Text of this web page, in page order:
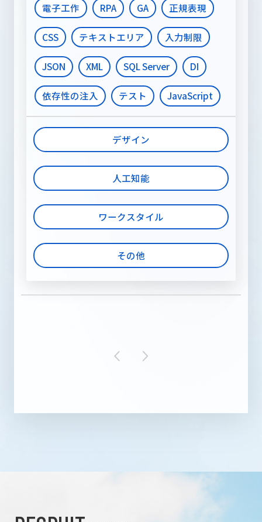
電子工作 RPA GA 正規表現
CSS テキストエリア 入力制限
JSON XML SQL Server DI
依存性の注入 テスト JavaScript
デザイン
人工知能
ワークスタイル
その他